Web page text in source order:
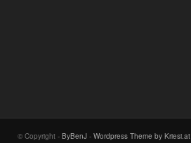
© Copyright - ByBenJ - Wordpress Theme by Kriesi.at